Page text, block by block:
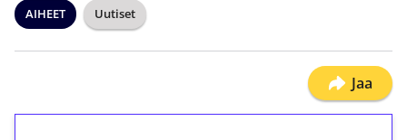
AIHEET Uutiset
Jaa